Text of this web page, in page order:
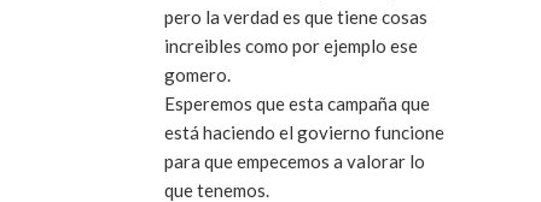
pero la verdad es que tiene cosas
increibles como por ejemplo ese
gomero.
Esperemos que esta campaña que
está haciendo el govierno funcione
para que empecemos a valorar lo
que tenemos.